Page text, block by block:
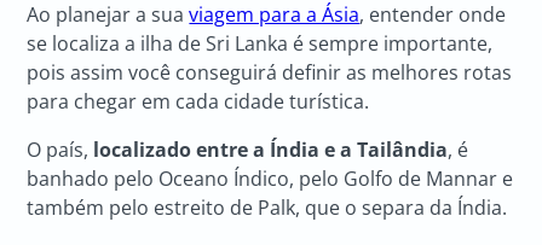
Ao planejar a suaviagem para a Ásia, entender onde
se localiza a ilha de Sri Lanka é sempre importante,
pois assim você conseguirá definir as melhores rotas
para chegar em cada cidade turística.
O país, localizado entre a Índia e a Tailândia, é
banhado pelo Oceano Índico, pelo Golfo de Mannar e
também pelo estreito de Palk, que o separa da Índia.